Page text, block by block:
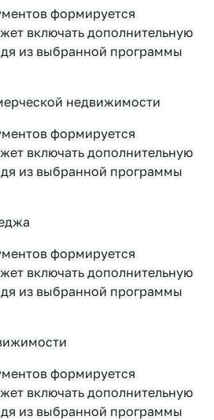
формируется
включать дополнительную
из выбранной программы
недвижимости
формируется
включать дополнительную
из выбранной программы
формируется
включать дополнительную
из выбранной программы
формируется
включать дополнительную
из выбранной программы